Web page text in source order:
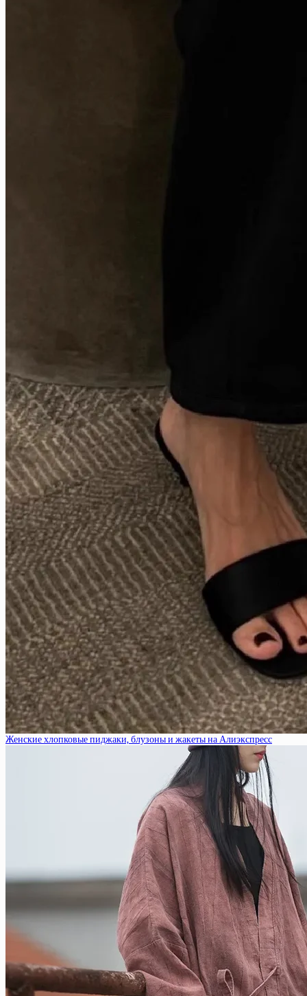
Женские хлопковые пиджаки, блузоны и жакеты на Алиэкспресс